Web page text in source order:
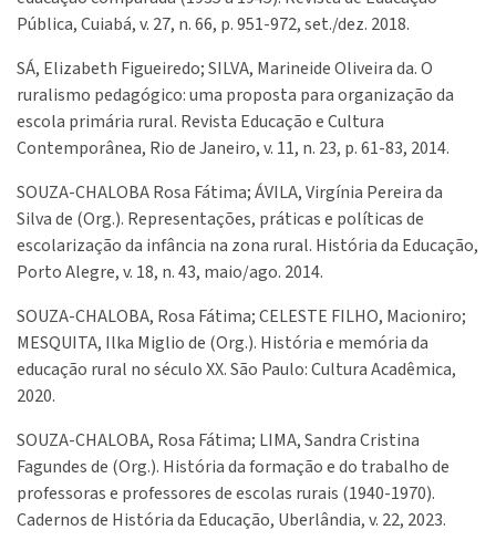
Pública, Cuiabá, v. 27, n. 66, p. 951-972, set./dez. 2018.
SÁ, Elizabeth Figueiredo; SILVA, Marineide Oliveira da. O
ruralismo pedagógico: uma proposta para organização da
escola primária rural. Revista Educação e Cultura
Contemporânea, Rio de Janeiro, v. 11, n. 23, p. 61-83, 2014.
SOUZA-CHALOBA Rosa Fátima; ÁVILA, Virgínia Pereira da
Silva de (Org.). Representações, práticas e políticas de
escolarização da infância na zona rural. História da Educação,
Porto Alegre, v. 18, n. 43, maio/ago. 2014.
SOUZA-CHALOBA, Rosa Fátima; CELESTE FILHO, Macioniro;
MESQUITA, Ilka Miglio de (Org.). História e memória da
educação rural no século XX. São Paulo: Cultura Acadêmica,
2020.
SOUZA-CHALOBA, Rosa Fátima; LIMA, Sandra Cristina
Fagundes de (Org.). História da formação e do trabalho de
professoras e professores de escolas rurais (1940-1970).
Cadernos de História da Educação, Uberlândia, v. 22, 2023.